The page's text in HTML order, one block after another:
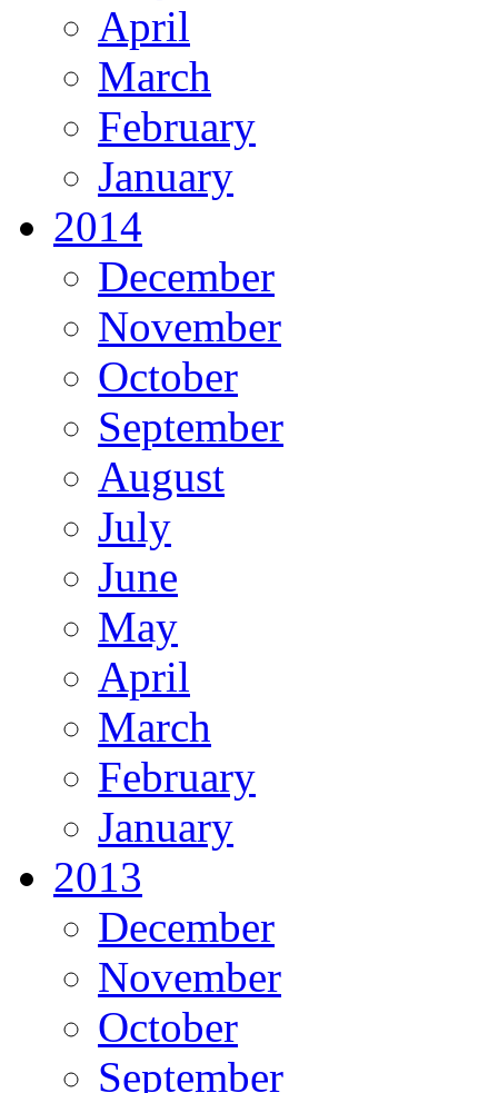
April
March
February
January
2014
December
November
October
September
August
July
June
May
April
March
February
January
2013
December
November
October
September